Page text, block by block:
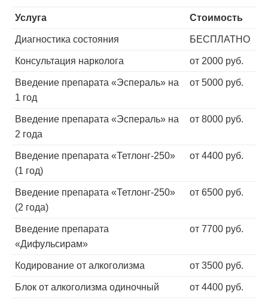
Услуга Стоимость
Диагностика состояния БЕСПЛАТНО
Консультация нарколога от 2000 руб.
Введение препарата «Эспераль» на
1 год
от 5000 руб.
Введение препарата «Эспераль» на
2 года
от 8000 руб.
Введение препарата «Тетлонг-250»
(1 год)
от 4400 руб.
Введение препарата «Тетлонг-250»
(2 года)
от 6500 руб.
Введение препарата
«Дифульсирам»
от 7700 руб.
Кодирование от алкоголизма от 3500 руб.
Блок от алкоголизма одиночный от 4400 руб.